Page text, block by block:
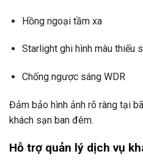
Hồng ngoại tầm xa
Starlight ghi hình màu thiếu
Chống ngược sáng WDR
Đảm bảo hình ảnh rõ ràng tại
khách sạn ban đêm.
Hỗ trợ quản lý dịch vụ